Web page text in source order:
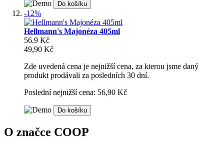
Do košíku
-12%
Hellmann's Majonéza 405ml
56.9 Kč
49,90 Kč
Zde uvedená cena je nejnižší cena, za kterou jsme daný
produkt prodávali za posledních 30 dní.
Poslední nejnižší cena: 56,90 Kč
Do košíku
O značce COOP